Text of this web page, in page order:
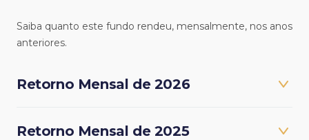
Saiba quanto este fundo rendeu, mensalmente, nos anos
anteriores.
Retorno Mensal de 2026
Retorno Mensal de 2025